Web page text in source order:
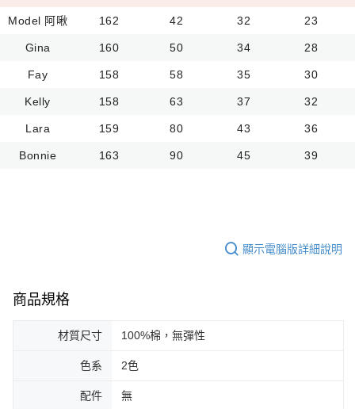
Model 阿啾 162 42 32 23
Gina 160 50 34 28
Fay 158 58 35 30
Kelly 158 63 37 32
Lara 159 80 43 36
Bonnie 163 90 45 39
顯示電腦版詳細說明
商品規格
材質尺寸 100%棉，無彈性
色系 2色
配件 無